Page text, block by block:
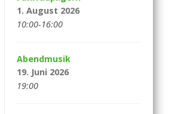
1. August 2026
10:00-16:00
Abendmusik
19. Juni 2026
19:00